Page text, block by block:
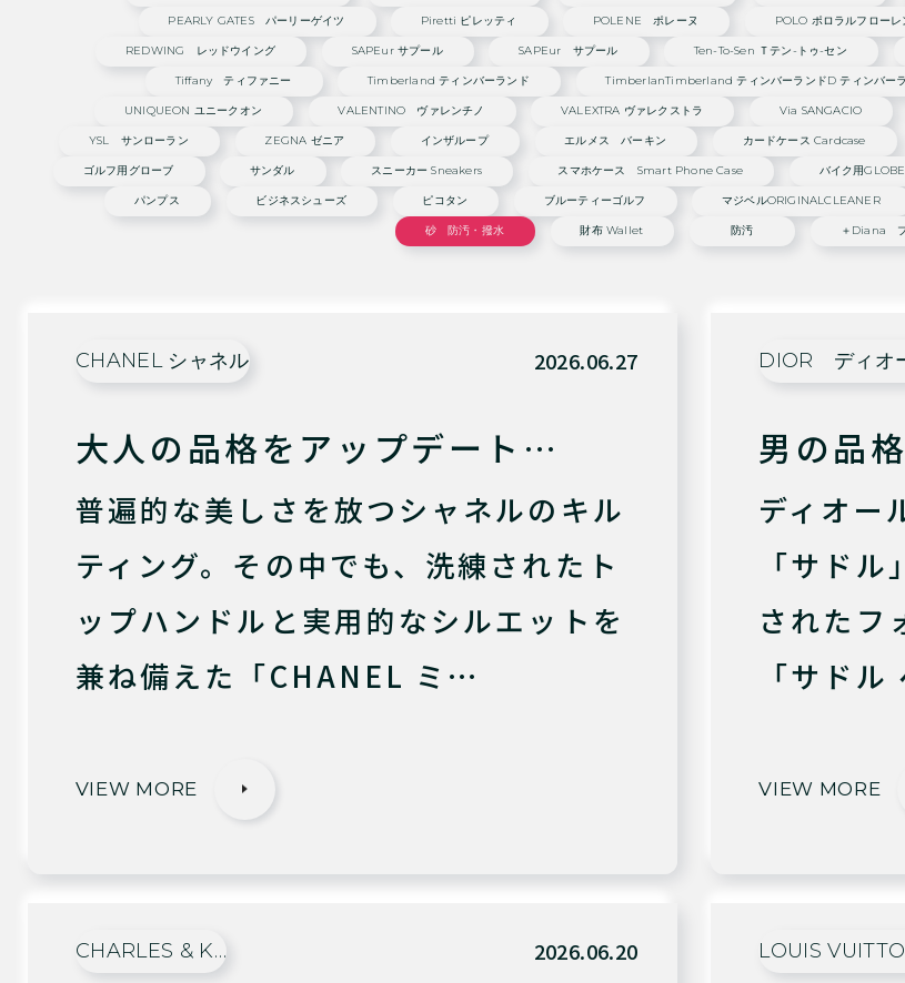
PEARLY GATES パーリーゲイツ Piretti ピレッティ POLENE ポレーヌ POLO ポロラルフローレ
REDWING レッドウイング SAPEur サプール SAPEur サプール Ten-To-Sen Ｔテン-トゥ-セン
Tiffany ティファニー Timberland ティンバーランド TimberlanTimberland ティンバーランドd ティンバー
UNIQUEON ユニークオン VALENTINO ヴァレンチノ VALEXTRA ヴァレクストラ Via SANGACIO
YSL サンローラン ZEGNA ゼニア インザループ エルメス バーキン カードケース Cardcase
ゴルフ用グローブ サンダル スニーカー Sneakers スマホケース Smart Phone Case バイク用GLOBE
パンプス ビジネスシューズ ピコタン ブルーティーゴルフ マジベルORIGINALCLEANER
砂 防汚・撥水 財布 Wallet 防汚 ＋diana プ
CHANEL シャネル 2026.06.27
大人の品格をアップデート…
普遍的な美しさを放つシャネルのキル
ティング。その中でも、洗練されたト
ップハンドルと実用的なシルエットを
兼ね備えた「CHANEL ミ…
VIEW MORE
DIOR ディオ
男の品
ディオー
「サド
されたフ
「サド
VIEW MORE
CHARLES & K… 2026.06.20 LOUIS